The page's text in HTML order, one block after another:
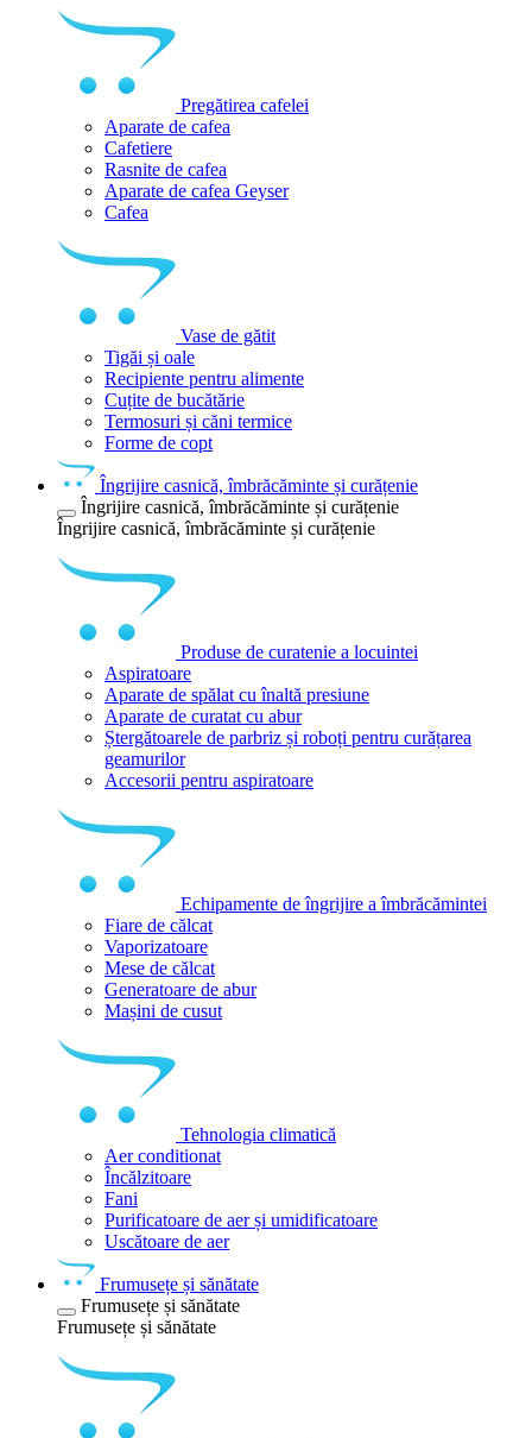
Pregătirea cafelei
Aparate de cafea
Cafetiere
Rasnite de cafea
Aparate de cafea Geyser
Cafea
Vase de gătit
Tigăi și oale
Recipiente pentru alimente
Cuțite de bucătărie
Termosuri și căni termice
Forme de copt
Îngrijire casnică, îmbrăcăminte și curățenie
Îngrijire casnică, îmbrăcăminte și curățenie
Îngrijire casnică, îmbrăcăminte și curățenie
Produse de curatenie a locuintei
Aspiratoare
Aparate de spălat cu înaltă presiune
Aparate de curatat cu abur
Ștergătoarele de parbriz și roboți pentru curățarea
geamurilor
Accesorii pentru aspiratoare
Echipamente de îngrijire a îmbrăcămintei
Fiare de călcat
Vaporizatoare
Mese de călcat
Generatoare de abur
Mașini de cusut
Tehnologia climatică
Aer conditionat
Încălzitoare
Fani
Purificatoare de aer și umidificatoare
Uscătoare de aer
Frumusețe și sănătate
Frumusețe și sănătate
Frumusețe și sănătate